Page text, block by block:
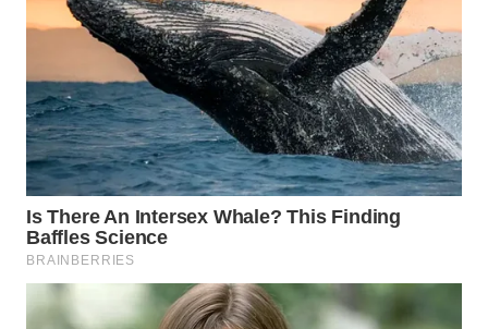
WN
WN
LANGKAT
WN
TAPANULI
SELATAN
TANJUNG